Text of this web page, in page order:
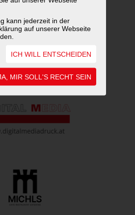
kann jederzeit in der
auf unserer Webseite
ICH WILL ENTSCHEIDEN
MIR SOLL'S RECHT SEIN